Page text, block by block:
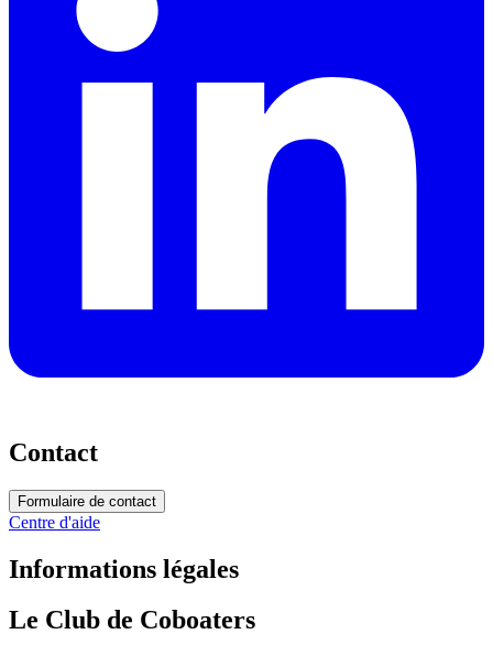
Contact
Formulaire de contact
Centre d'aide
Informations légales
Le Club de Coboaters